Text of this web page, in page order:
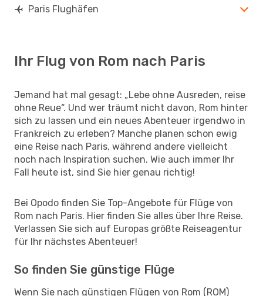
Paris Flughäfen
Ihr Flug von Rom nach Paris
Jemand hat mal gesagt: „Lebe ohne Ausreden, reise
ohne Reue“. Und wer träumt nicht davon, Rom hinter
sich zu lassen und ein neues Abenteuer irgendwo in
Frankreich zu erleben? Manche planen schon ewig
eine Reise nach Paris, während andere vielleicht
noch nach Inspiration suchen. Wie auch immer Ihr
Fall heute ist, sind Sie hier genau richtig!
Bei Opodo finden Sie Top-Angebote für Flüge von
Rom nach Paris. Hier finden Sie alles über Ihre Reise.
Verlassen Sie sich auf Europas größte Reiseagentur
für Ihr nächstes Abenteuer!
So finden Sie günstige Flüge
Wenn Sie nach günstigen Flügen von Rom (ROM)